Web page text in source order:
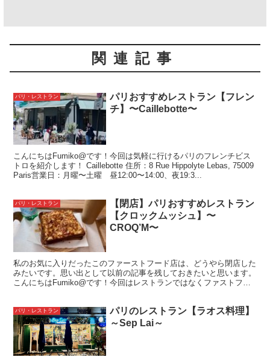
関連記事
パリ・レストラン
パリおすすめレストラン【フレン
チ】〜Caillebotte〜
こんにちはFumiko@です！今回は気軽に行けるパリのフレンチビス
トロを紹介します！ Caillebotte 住所：8 Rue Hippolyte Lebas, 75009
Paris営業日：月曜〜土曜 昼12:00〜14:00、夜19:3...
パリ・レストラン
【閉店】パリおすすめレストラン
【クロックムッシュ】〜
CROQ’M〜
私のお気に入りだったこのファーストフード店は、どうやら閉店した
みたいです。思い出として以前の記事を残しておきたいと思います。
こんにちはFumiko@です！今回はレストランではなくファストフー
パリ・レストラン
パリのレストラン【ラオス料理】
～Sep Lai～